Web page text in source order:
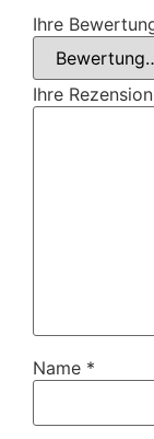
Ihre
Ihre Rezension
Name *